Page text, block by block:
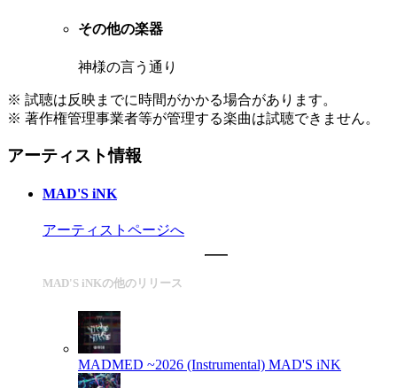
その他の楽器
神様の言う通り
※ 試聴は反映までに時間がかかる場合があります。
※ 著作権管理事業者等が管理する楽曲は試聴できません。
アーティスト情報
MAD'S iNK
アーティストページへ
MAD'S iNKの他のリリース
MADMED ~2026 (Instrumental) MAD'S iNK